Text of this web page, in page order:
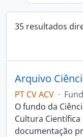
35 resultados
Arquivo
PT CV ACV ·
O fundo da
Cultura
documentação